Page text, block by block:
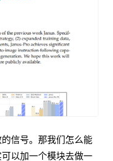
信号。那我们怎么能
以加一个模块去做一